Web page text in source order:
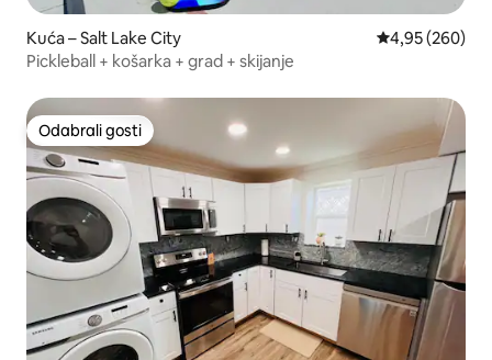
Kuća – Salt Lake City Prosječna
4,95 (260)
Pickleball + košarka + grad + skijanje
Odabrali gosti
Odabrali gosti